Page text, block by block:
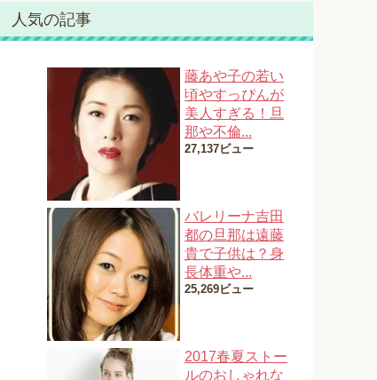
人気の記事
藤あや子の若い
頃やすっぴんが
美人すぎる！旦
那や不倫...
27,137ビュー
バレリーナ吉田
都の旦那は遠藤
貴で子供は？身
長体重や...
25,269ビュー
2017春夏ストー
ルのおしゃれな